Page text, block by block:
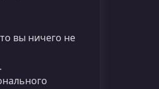
вы ничего не